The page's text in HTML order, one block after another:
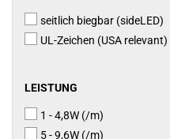
seitlich biegbar (sideLED)
UL-Zeichen (USA relevant)
LEISTUNG
LEISTUNG
1 - 4,8W (/m)
5 - 9,6W (/m)